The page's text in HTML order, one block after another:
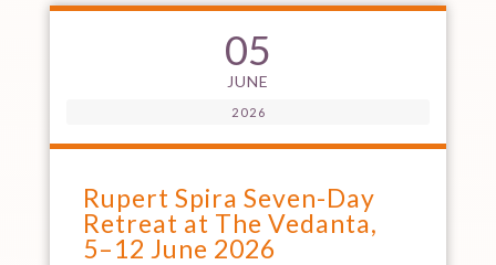
05
JUNE
2026
Rupert Spira Seven-Day
Retreat at The Vedanta,
5–12 June 2026